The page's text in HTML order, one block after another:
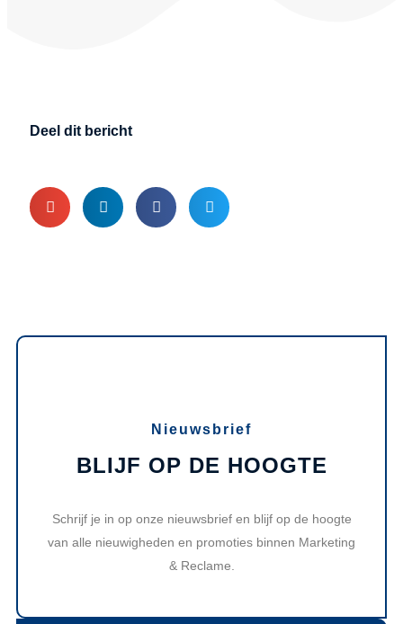
Deel dit bericht
Nieuwsbrief
BLIJF OP DE HOOGTE
Schrijf je in op onze nieuwsbrief en blijf op de hoogte
van alle nieuwigheden en promoties binnen Marketing
& Reclame.